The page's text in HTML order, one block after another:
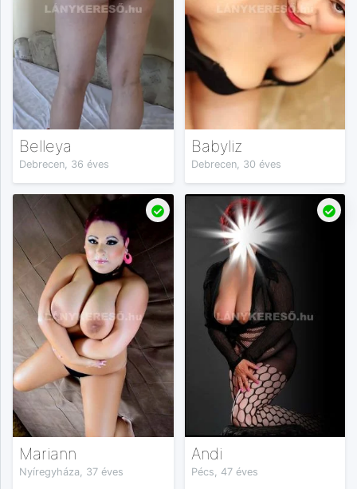
Belleya
Debrecen, 36 éves
Babyliz
Debrecen, 30 éves
Mariann
Nyíregyháza, 37 éves
Andi
Pécs, 47 éves